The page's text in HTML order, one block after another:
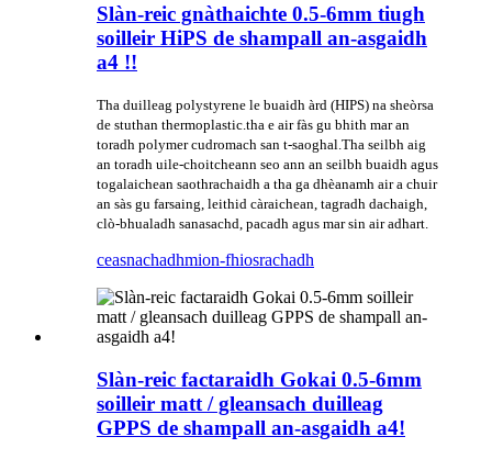
Slàn-reic gnàthaichte 0.5-6mm tiugh
soilleir HiPS de shampall an-asgaidh
a4 !!
Tha duilleag polystyrene le buaidh àrd (HIPS) na sheòrsa
de stuthan thermoplastic.tha e air fàs gu bhith mar an
toradh polymer cudromach san t-saoghal.Tha seilbh aig
an toradh uile-choitcheann seo ann an seilbh buaidh agus
togalaichean saothrachaidh a tha ga dhèanamh air a chuir
an sàs gu farsaing, leithid càraichean, tagradh dachaigh,
clò-bhualadh sanasachd, pacadh agus mar sin air adhart.
ceasnachadhmion-fhiosrachadh
Slàn-reic factaraidh Gokai 0.5-6mm
soilleir matt / gleansach duilleag
GPPS de shampall an-asgaidh a4!